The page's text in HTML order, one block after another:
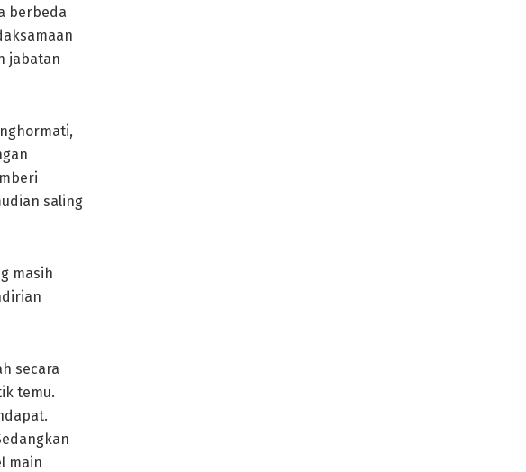
berbeda
jabatan
saling
masih
secara
temu.
main